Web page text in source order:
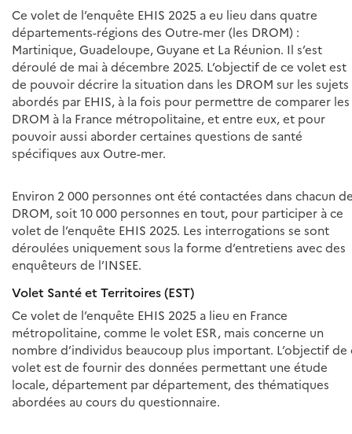
Ce volet de l’enquête EHIS 2025 a eu lieu dans quatre
départements-régions des Outre-mer (les DROM) :
Martinique, Guadeloupe, Guyane et La Réunion. Il s’est
déroulé de mai à décembre 2025. L’objectif de ce volet est
de pouvoir décrire la situation dans les DROM sur les sujets
abordés par EHIS, à la fois pour permettre de comparer les
DROM à la France métropolitaine, et entre eux, et pour
pouvoir aussi aborder certaines questions de santé
spécifiques aux Outre-mer.
Environ 2 000 personnes ont été contactées dans chacun
DROM, soit 10 000 personnes en tout, pour participer à ce
volet de l’enquête EHIS 2025. Les interrogations se sont
déroulées uniquement sous la forme d’entretiens avec des
enquêteurs de l’INSEE.
Volet Santé et Territoires (EST)
Ce volet de l’enquête EHIS 2025 a lieu en France
métropolitaine, comme le volet ESR, mais concerne un
nombre d’individus beaucoup plus important. L’objectif de
volet est de fournir des données permettant une étude
locale, département par département, des thématiques
abordées au cours du questionnaire.